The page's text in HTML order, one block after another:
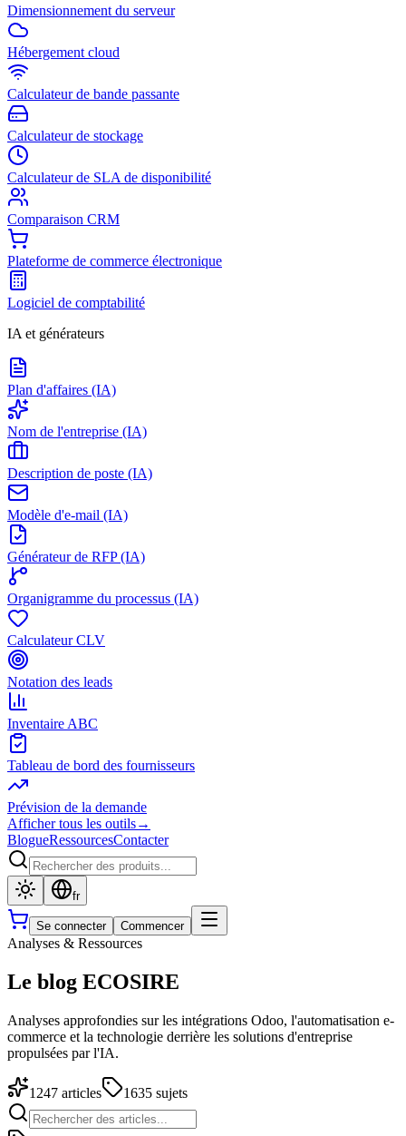
Dimensionnement du serveur
Hébergement cloud
Calculateur de bande passante
Calculateur de stockage
Calculateur de SLA de disponibilité
Comparaison CRM
Plateforme de commerce électronique
Logiciel de comptabilité
IA et générateurs
Plan d'affaires (IA)
Nom de l'entreprise (IA)
Description de poste (IA)
Modèle d'e-mail (IA)
Générateur de RFP (IA)
Organigramme du processus (IA)
Calculateur CLV
Notation des leads
Inventaire ABC
Tableau de bord des fournisseurs
Prévision de la demande
Afficher tous les outils→
BlogueRessourcesContacter
fr
Se connecter Commencer
Analyses & Ressources
Le blog ECOSIRE
Analyses approfondies sur les intégrations Odoo, l'automatisation e-
commerce et la technologie derrière les solutions d'entreprise
propulsées par l'IA.
1247 articles 1635 sujets